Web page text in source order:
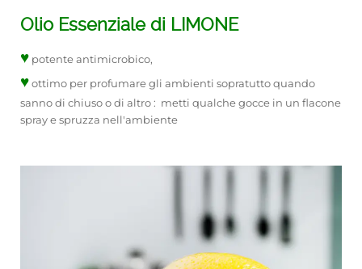
Olio Essenziale di LIMONE
♥ potente antimicrobico,
♥ottimo per profumare gli ambienti sopratutto quando
sanno di chiuso o di altro : metti qualche gocce in un flacone
spray e spruzza nell'ambiente